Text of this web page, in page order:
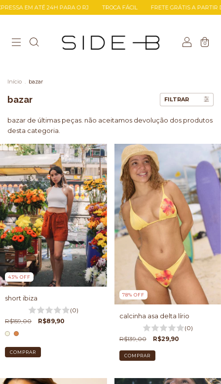
O RJ TROCA FÁCIL FRETE GRÁTIS A PARTIR DE R$499
0
Início . bazar
bazar FILTRAR
bazar de últimas peças. não aceitamos devolução dos produtos
desta categoria.
43% OFF
short ibiza
(0)
R$159,00
R$89,90
COMPRAR
78% OFF
calcinha asa delta lírio
(0)
R$139,00
R$29,90
COMPRAR